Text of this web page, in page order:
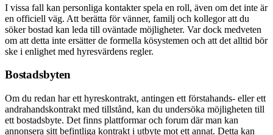
I vissa fall kan personliga kontakter spela en roll, även om det inte är
en officiell väg. Att berätta för vänner, familj och kollegor att du
söker bostad kan leda till oväntade möjligheter. Var dock medveten
om att detta inte ersätter de formella kösystemen och att det alltid bör
ske i enlighet med hyresvärdens regler.
Bostadsbyten
Om du redan har ett hyreskontrakt, antingen ett förstahands- eller ett
andrahandskontrakt med tillstånd, kan du undersöka möjligheten till
ett bostadsbyte. Det finns plattformar och forum där man kan
annonsera sitt befintliga kontrakt i utbyte mot ett annat. Detta kan